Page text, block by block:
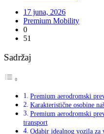
17 juna, 2026
Premium Mobility
0
51
Sadržaj
Premium aerodromski
Karakteristične osobine
Premium aerodromski
transport
Odabir idealnog vozila za